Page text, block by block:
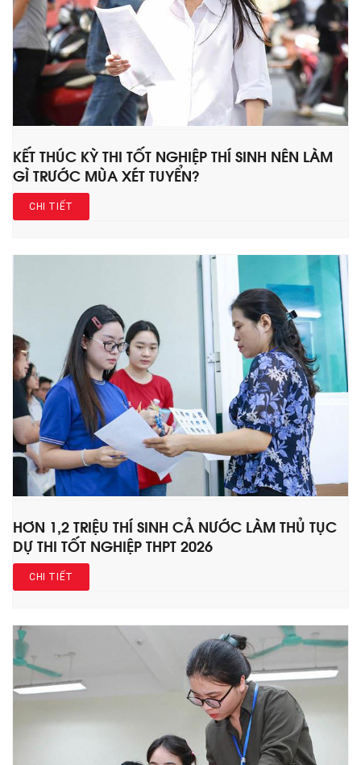
KẾT THÚC KỲ THI TỐT NGHIỆP THÍ SINH NÊN LÀM
GÌ TRƯỚC MÙA XÉT TUYỂN?
CHI TIẾT
HƠN 1,2 TRIỆU THÍ SINH CẢ NƯỚC LÀM THỦ TỤC
DỰ THI TỐT NGHIỆP THPT 2026
CHI TIẾT